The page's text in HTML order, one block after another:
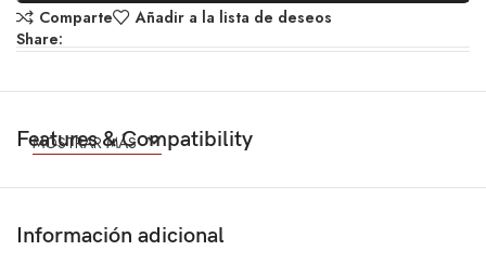
Comparte
Añadir a la lista de deseos
Share:
Features & Compatibility
MOSTRAR MÁS
Información adicional